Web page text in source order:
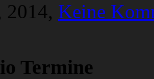
2014, Keine
Termine